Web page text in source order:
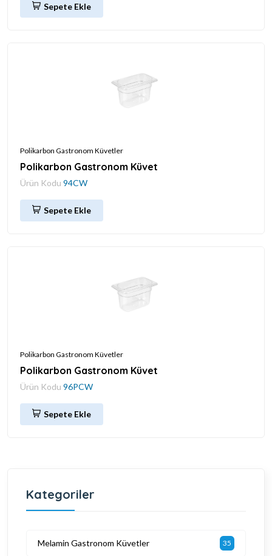
Sepete Ekle
Polikarbon Gastronom Küvetler
Polikarbon Gastronom Küvet
Ürün Kodu 94CW
Sepete Ekle
Polikarbon Gastronom Küvetler
Polikarbon Gastronom Küvet
Ürün Kodu 96PCW
Sepete Ekle
Kategoriler
Melamin Gastronom Küvetler 35